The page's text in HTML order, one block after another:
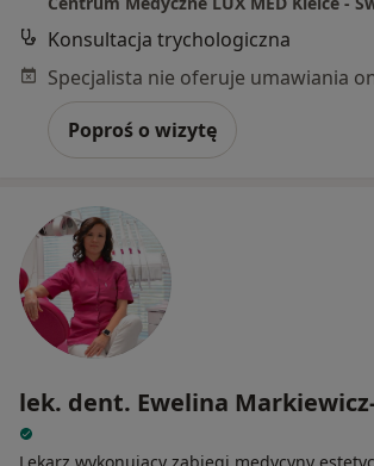
Konsultacja trychologiczna
Poproś o wizytę
lek. dent. Ewelina
Lekarz wykonujący zabiegi medycyny